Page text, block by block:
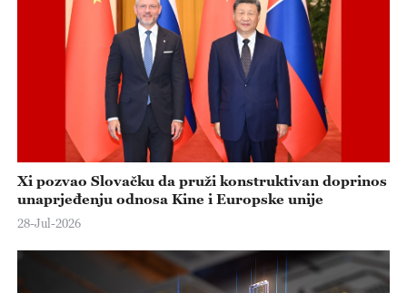
Xi pozvao Slovačku da pruži konstruktivan doprinos
unaprjeđenju odnosa Kine i Europske unije
28-Jul-2026